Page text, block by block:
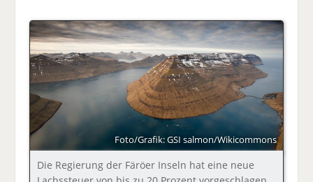
Foto/Grafik: GSI salmon/Wikicommons
Die Regierung der Färöer Inseln hat eine neue